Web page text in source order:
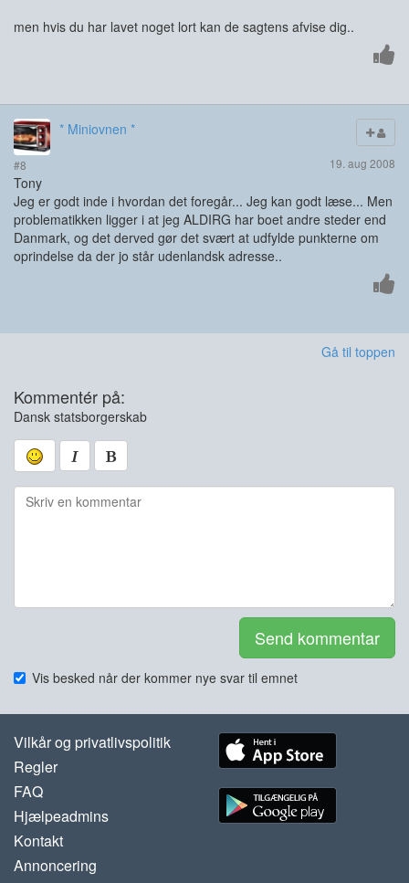
men hvis du har lavet noget lort kan de sagtens afvise dig..
* Miniovnen *
#8 19. aug 2008
Tony
Jeg er godt inde i hvordan det foregår... Jeg kan godt læse... Men
problematikken ligger i at jeg ALDIRG har boet andre steder end
Danmark, og det derved gør det svært at udfylde punkterne om
oprindelse da der jo står udenlandsk adresse..
Gå til toppen
Kommentér på:
Dansk statsborgerskab
Send kommentar
Vis besked når der kommer nye svar til emnet
Vilkår og privatlivspolitik
Regler
FAQ
Hjælpeadmins
Kontakt
Annoncering